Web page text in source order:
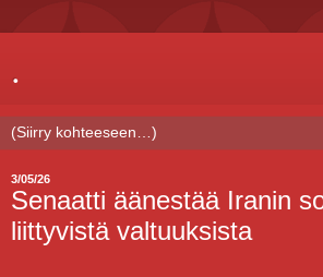
.
3/05/26
Senaatti äänestää Iranin
liittyvistä valtuuksista